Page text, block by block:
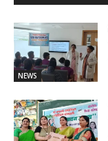
NEWS